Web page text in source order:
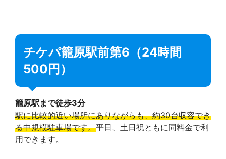
チケパ籠原駅前第6（24時間
500円）
籠原駅まで徒歩3分
駅に比較的近い場所にありながらも、約30台収容でき
る中規模駐車場です。平日、土日祝ともに同料金で利
用できます。